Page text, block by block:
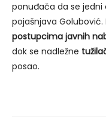
ponuđača da se jedni
pojašnjava Golubović.
postupcima javnih
dok se nadležne
posao.